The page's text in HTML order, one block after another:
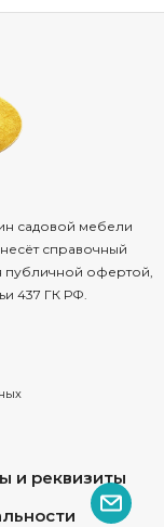
садовой мебели
справочный
публичной офертой,
437 ГК РФ.
и реквизиты